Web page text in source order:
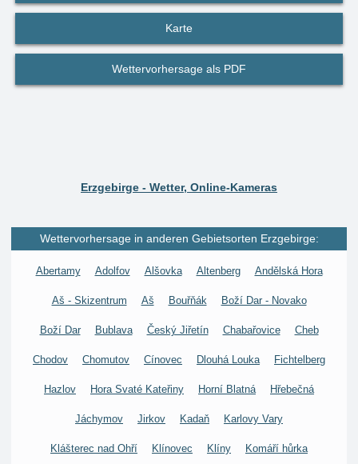
Karte
Wettervorhersage als PDF
Erzgebirge - Wetter, Online-Kameras
Wettervorhersage in anderen Gebietsorten Erzgebirge:
Abertamy Adolfov Alšovka Altenberg Andělská Hora
Aš - Skizentrum Aš Bouřňák Boží Dar - Novako
Boží Dar Bublava Český Jiřetín Chabařovice Cheb
Chodov Chomutov Cínovec Dlouhá Louka Fichtelberg
Hazlov Hora Svaté Kateřiny Horní Blatná Hřebečná
Jáchymov Jirkov Kadaň Karlovy Vary
Klášterec nad Ohří Klínovec Klíny Komáří hůrka